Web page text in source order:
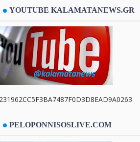
YOUTUBE KALAMATANEWS.GR
231962CC5F3BA7487F0D3D8EAD9A0263
PELOPONNISOSLIVE.COM